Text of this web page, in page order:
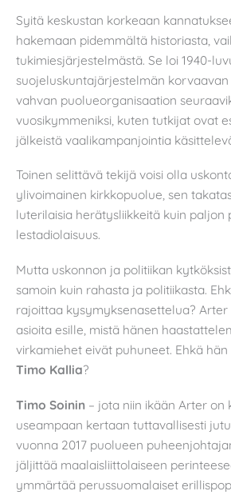
Syitä keskustan korkeaan
hakemaan pidemmältä historiasta,
tukimiesjärjestelmästä. Se loi 1940-
suojeluskuntajärjestelmän korvaavan
vahvan puolueorganisaation
vuosikymmeniksi, kuten tutkijat ovat
jälkeistä vaalikampanjointia
Toinen selittävä tekijä voisi olla
ylivoimainen kirkkopuolue, sen
luterilaisia herätysliikkeitä kuin paljon
lestadiolaisuus.
Mutta uskonnon ja politiikan
samoin kuin rahasta ja politiikasta.
rajoittaa kysymyksenasettelua? Arter
asioita esille, mistä hänen
virkamiehet eivät puhuneet. Ehkä
Timo Kallia?
Timo Soinin – jota niin ikään Arter on
useampaan kertaan tuttavallisesti
vuonna 2017 puolueen
jäljittää maalaisliittolaiseen
ymmärtää perussuomalaiset